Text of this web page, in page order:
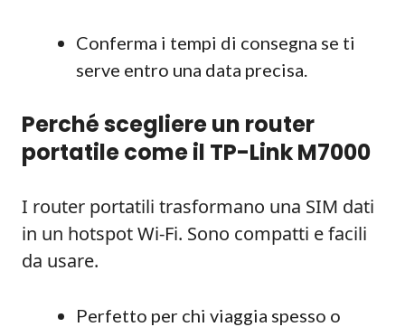
Conferma i tempi di consegna se ti
serve entro una data precisa.
Perché scegliere un router
portatile come il TP-Link M7000
I router portatili trasformano una SIM dati
in un hotspot Wi‑Fi. Sono compatti e facili
da usare.
Perfetto per chi viaggia spesso o